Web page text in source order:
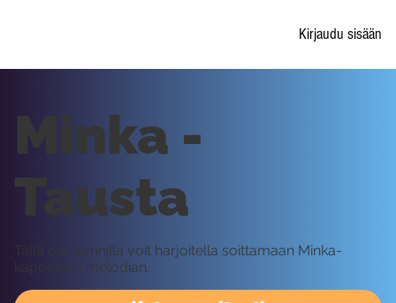
Kirjaudu sisään
Minka -
Tausta
Tällä oppitunnilla voit harjoitella soittamaan Minka-
kappaleen melodian.